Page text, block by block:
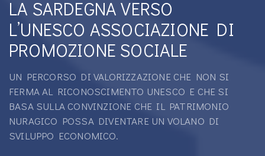
LA SARDEGNA VERSO
L’UNESCO ASSOCIAZIONE DI
PROMOZIONE SOCIALE
UN PERCORSO DI VALORIZZAZIONE CHE NON SI
FERMA AL RICONOSCIMENTO UNESCO E CHE SI
BASA SULLA CONVINZIONE CHE IL PATRIMONIO
NURAGICO POSSA DIVENTARE UN VOLANO DI
SVILUPPO ECONOMICO.